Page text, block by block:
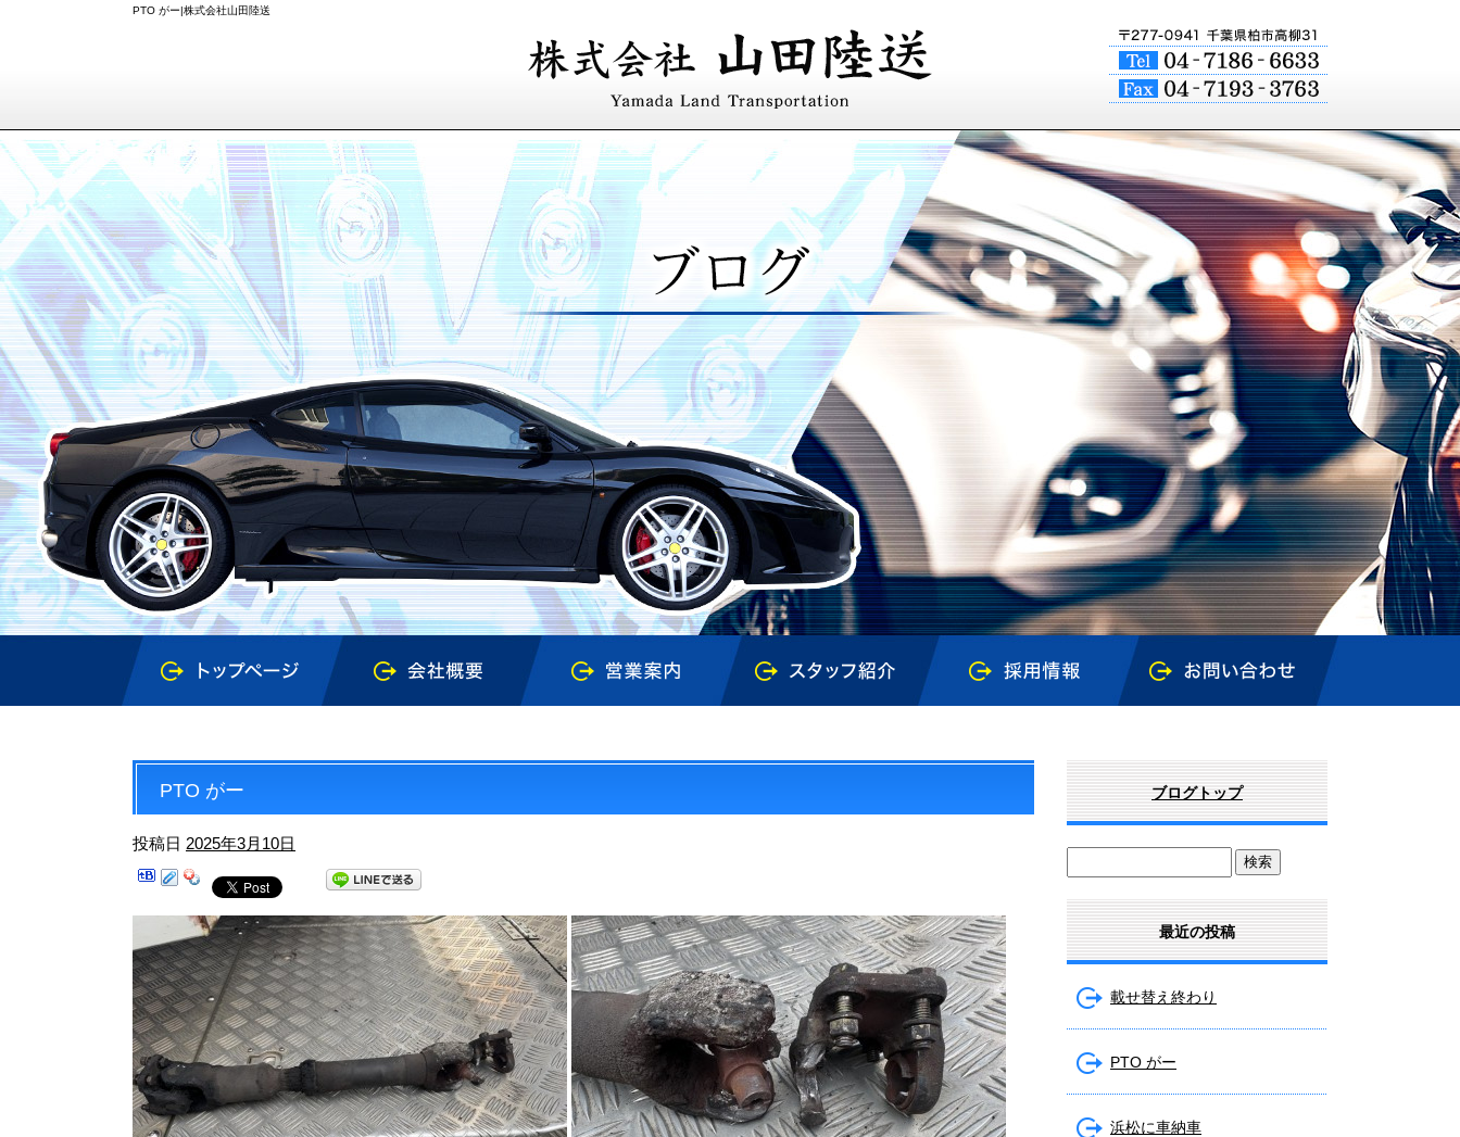
PTO がー|株式会社山田陸送
PTO がー
投稿日 2025年3月10日
ブログトップ
最近の投稿
載せ替え終わり
PTO がー
浜松に車納車